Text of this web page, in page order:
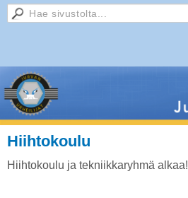
Hiihtokoulu
Hiihtokoulu ja tekniikkaryhmä alkaa!